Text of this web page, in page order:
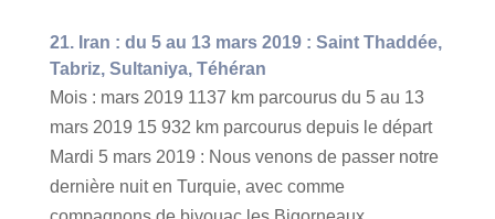
21. Iran : du 5 au 13 mars 2019 : Saint Thaddée,
Tabriz, Sultaniya, Téhéran
Mois : mars 2019 1137 km parcourus du 5 au 13
mars 2019 15 932 km parcourus depuis le départ
Mardi 5 mars 2019 : Nous venons de passer notre
dernière nuit en Turquie, avec comme